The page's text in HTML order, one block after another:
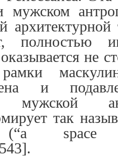
мужском
полностью
не
и
мужской
так
(“a